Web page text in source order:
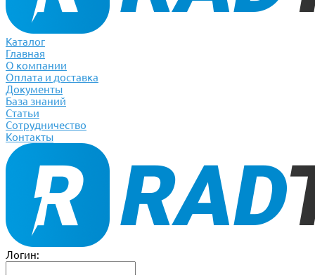
Каталог
Главная
О компании
Оплата и доставка
Документы
База знаний
Статьи
Сотрудничество
Контакты
Логин: